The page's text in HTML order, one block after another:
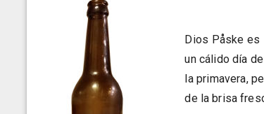
Dios Påske
un cálido día
la primavera,
de la brisa